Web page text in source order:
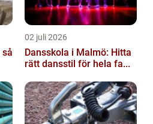
02 juli 2026
Dansskola i Malmö: Hitta
rätt dansstil för hela fa...